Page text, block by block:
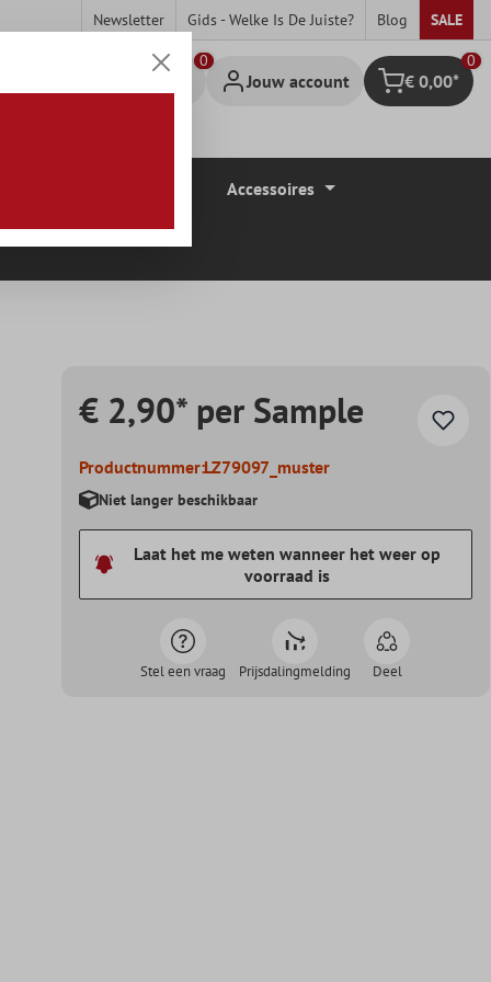
Newsletter Gids - Welke Is De Juiste? Blog SALE
Jouw account Winkelmandje
0
€ 0,00*
Accessoires
€ 2,90* per Sample
Productnummer:LZ79097_muster
Niet langer beschikbaar
Laat het me weten wanneer het weer op
voorraad is
Stel een vraag Prijsdalingmelding Deel